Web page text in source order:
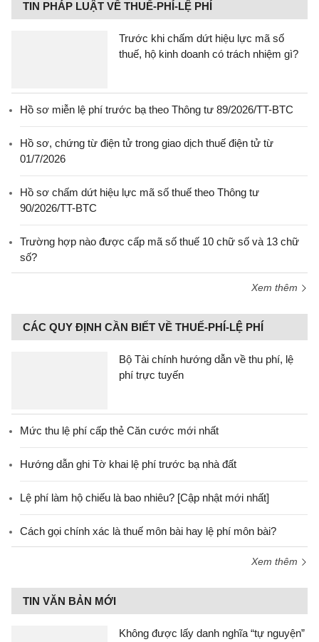
TIN PHÁP LUẬT VỀ THUẾ-PHÍ-LỆ PHÍ
Trước khi chấm dứt hiệu lực mã số
thuế, hộ kinh doanh có trách nhiệm gì?
Hồ sơ miễn lệ phí trước bạ theo Thông tư 89/2026/TT-BTC
Hồ sơ, chứng từ điện tử trong giao dịch thuế điện tử từ
01/7/2026
Hồ sơ chấm dứt hiệu lực mã số thuế theo Thông tư
90/2026/TT-BTC
Trường hợp nào được cấp mã số thuế 10 chữ số và 13 chữ
số?
Xem thêm
CÁC QUY ĐỊNH CẦN BIẾT VỀ THUẾ-PHÍ-LỆ PHÍ
Bộ Tài chính hướng dẫn về thu phí, lệ
phí trực tuyến
Mức thu lệ phí cấp thẻ Căn cước mới nhất
Hướng dẫn ghi Tờ khai lệ phí trước bạ nhà đất
Lệ phí làm hộ chiếu là bao nhiêu? [Cập nhật mới nhất]
Cách gọi chính xác là thuế môn bài hay lệ phí môn bài?
Xem thêm
TIN VĂN BẢN MỚI
Không được lấy danh nghĩa “tự nguyện”